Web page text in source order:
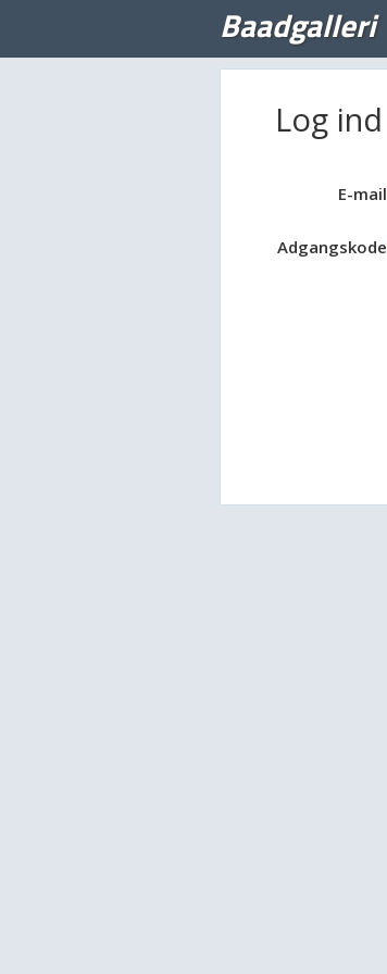
Baadgalleri
Log ind
E-mail
Adgangskode